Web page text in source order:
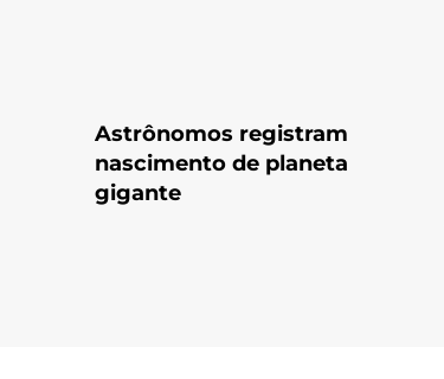
Astrônomos registram
nascimento de planeta
gigante